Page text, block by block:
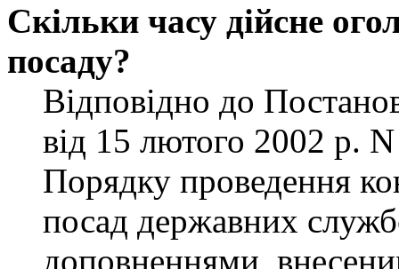
Скільки часу дійсне
посаду?
Відповідно до
від 15 лютого 2002 р.
Порядку проведення
посад державних
доповненнями,